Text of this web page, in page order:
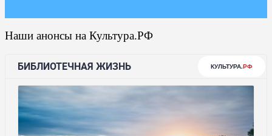
Наши анонсы на Культура.РФ